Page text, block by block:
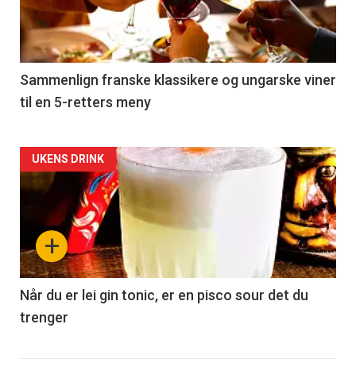
nå
-
5
Sammenlign franske klassikere og ungarske viner
til en 5-retters meny
Forsiden
akkurat
nå
-
6
+
UKENS DRINK
Når du er lei gin tonic, er en pisco sour det du
trenger